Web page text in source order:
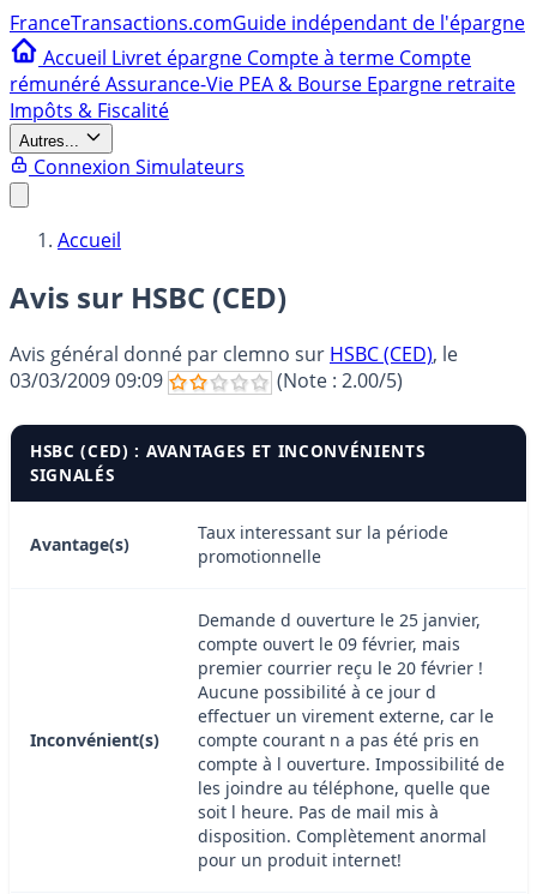
FranceTransactions.comGuide indépendant de l'épargne
Accueil Livret épargne Compte à terme Compte
rémunéréAssurance-Vie PEA & Bourse Epargne retraite
Impôts & Fiscalité
Autres...
Connexion Simulateurs
Accueil
Avis sur HSBC (CED)
Avis général donné par clemno sur HSBC (CED), le
03/03/2009 09:09
(Note : 2.00/5)
HSBC (CED) : AVANTAGES ET INCONVÉNIENTS
SIGNALÉS
Avantage(s)
Taux interessant sur la période
promotionnelle
Inconvénient(s)
Demande d ouverture le 25 janvier,
compte ouvert le 09 février, mais
premier courrier reçu le 20 février !
Aucune possibilité à ce jour d
effectuer un virement externe, car le
compte courant n a pas été pris en
compte à l ouverture. Impossibilité de
les joindre au téléphone, quelle que
soit l heure. Pas de mail mis à
disposition. Complètement anormal
pour un produit internet!